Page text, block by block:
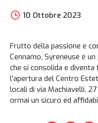
10 Ottobre 2023
Frutto della passione e
Cennamo, Syreneuse è
che si consolida e
l’apertura del Centro
locali di via Machiavelli,
ormai un sicuro ed